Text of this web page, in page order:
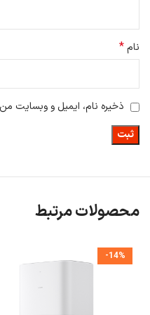
نام*
ذخیره نام، ایمیل و وبسایت
محصولات مرتبط
-14%